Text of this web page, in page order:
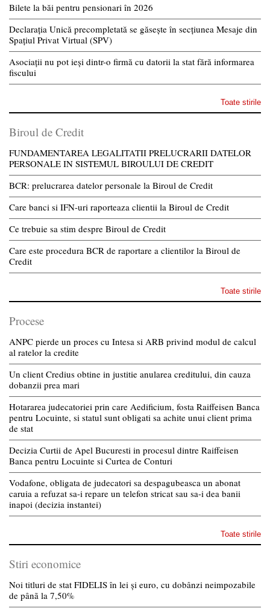
Bilete la băi pentru pensionari în 2026
Declarația Unică precompletată se găsește în secțiunea Mesaje din
Spațiul Privat Virtual (SPV)
Asociații nu pot ieși dintr-o firmă cu datorii la stat fără informarea
fiscului
Toate stirile
Biroul de Credit
FUNDAMENTAREA LEGALITATII PRELUCRARII DATELOR
PERSONALE IN SISTEMUL BIROULUI DE CREDIT
BCR: prelucrarea datelor personale la Biroul de Credit
Care banci si IFN-uri raporteaza clientii la Biroul de Credit
Ce trebuie sa stim despre Biroul de Credit
Care este procedura BCR de raportare a clientilor la Biroul de
Credit
Toate stirile
Procese
ANPC pierde un proces cu Intesa si ARB privind modul de calcul
al ratelor la credite
Un client Credius obtine in justitie anularea creditului, din cauza
dobanzii prea mari
Hotararea judecatoriei prin care Aedificium, fosta Raiffeisen Banca
pentru Locuinte, si statul sunt obligati sa achite unui client prima
de stat
Decizia Curtii de Apel Bucuresti in procesul dintre Raiffeisen
Banca pentru Locuinte si Curtea de Conturi
Vodafone, obligata de judecatori sa despagubeasca un abonat
caruia a refuzat sa-i repare un telefon stricat sau sa-i dea banii
inapoi (decizia instantei)
Toate stirile
Stiri economice
Noi titluri de stat FIDELIS în lei și euro, cu dobânzi neimpozabile
de pânã la 7,50%